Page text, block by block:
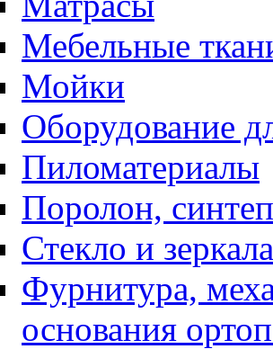
Мебельные
Мойки
Оборудование
Пиломатериалы
Поролон,
Стекло и зеркала
Фурнитура,
основания